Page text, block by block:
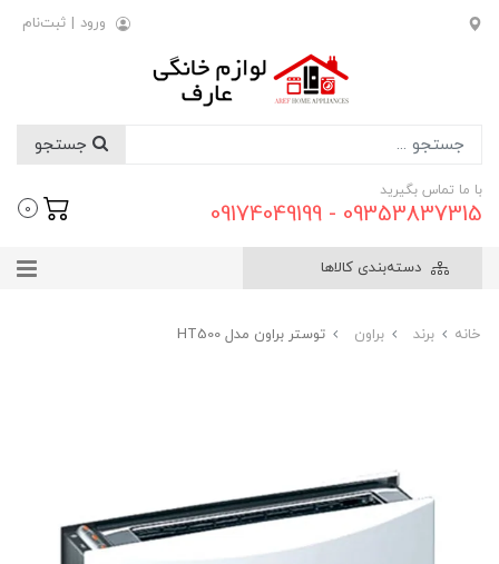
ورود | ثبت‌نام
با ما تماس بگیرید
09353837315 - 09174049199
0
دسته‌بندی کالاها
خانه برند براون توستر براون مدل HT500